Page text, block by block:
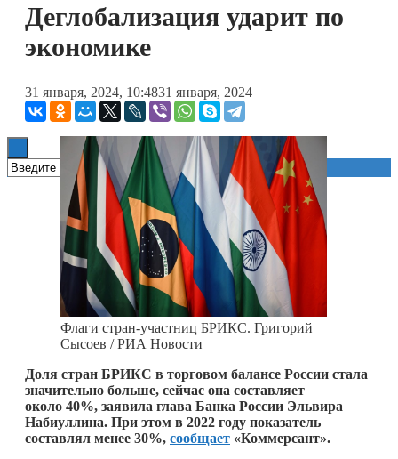
Технологии
Книги
Деглобализация ударит по
экономике
31 января, 2024, 10:4831 января, 2024
Флаги стран-участниц БРИКС. Григорий
Сысоев / РИА Новости
Доля стран БРИКС в торговом балансе России стала
значительно больше, сейчас она составляет
около 40%, заявила глава Банка России Эльвира
Набиуллина. При этом в 2022 году показатель
составлял менее 30%, сообщает «Коммерсант».